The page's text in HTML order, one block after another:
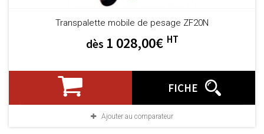
Transpalette mobile de pesage ZF20N
dès 1 028,00€ HT
FICHE
Ajouter au comparateur